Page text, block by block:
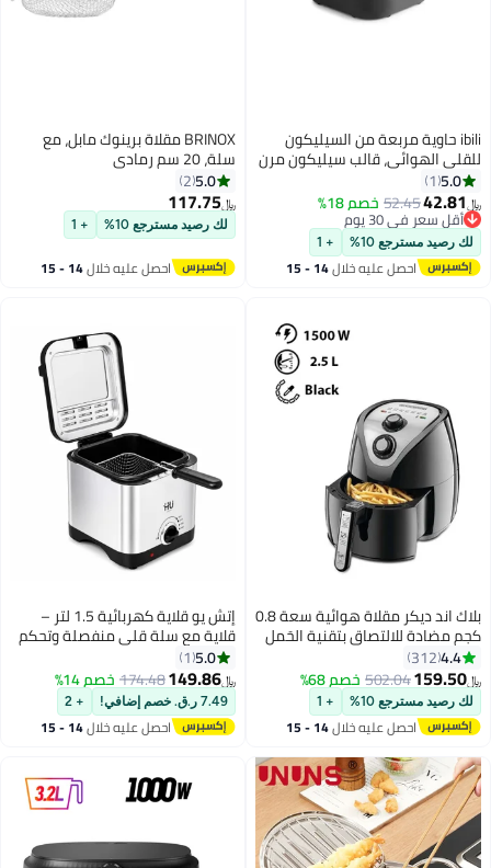
ibili حاوية مربعة من السيليكون
للقلي الهوائي، قالب سيليكون مرن
غير لاصق من البلاتين للقلايات
الهوائية، الفرن، الميكروويف، آمن
في الفريزر، آمن في غسالة الصحون،
مثالي للوصفات الحلوة والمالحة،
الخبز والطهي
5.0
1
﷼‏42.81
52.45خصم 18%
أقل سعر في 30 يوم
أقل سعر في 30 يوم
لك رصيد مسترجع 10% + 1
احصل عليه خلال 14 - 15
BRINOX مقلاة برينوك مابل، مع
سلة، 20 سم رمادي
5.0
2
﷼‏117.75
لك رصيد مسترجع 10% + 1
احصل عليه خلال 14 - 15
بلاك اند ديكر مقلاة هوائية سعة 0.8
كجم مضادة للالتصاق بتقنية الحَمل
أشخاص) 2.5 L 1500 W AF200-B5
أسود/فضي
4.4
312
﷼‏159.50
502.04خصم 68%
لك رصيد مسترجع 10% + 1
احصل عليه خلال 14 - 15
إتش يو قلاية كهربائية 1.5 لتر –
قلاية مع سلة قلي منفصلة وتحكم
قابل للتعديل في درجة الحرارة، مع
وعاء داخلي غير لاصق ونافذة
مشاهدة
5.0
1
﷼‏149.86
174.48خصم 14%
7.49 ر.ق. خصم إضافي! + 2
احصل عليه خلال 14 - 15